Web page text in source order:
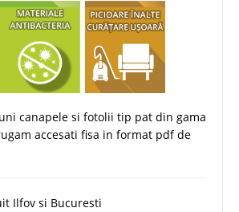
canapele si fotolii tip pat din gama
accesati fisa in format pdf de
Ilfov si Bucuresti